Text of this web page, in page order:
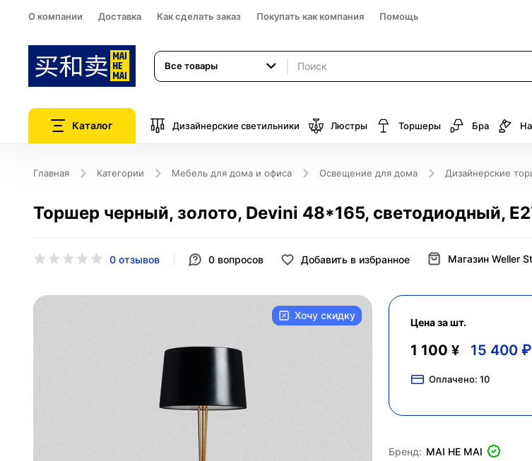
О компании Доставка Как сделать заказ Покупать как компания Помощь
Все товары
Каталог Дизайнерские светильники Люстры Торшеры Бра
Главная Категории Мебель для дома и офиса Освещение для дома Дизайнерские
Торшер черный, золото, Devini 48*165, светодиодный,
0 отзывов 0 вопросов Добавить в избранное Магазин Weller
Хочу скидку
Цена за шт.
1 100 ¥ 15 400 ₽
Оплачено: 10
Бренд: MAI HE MAI